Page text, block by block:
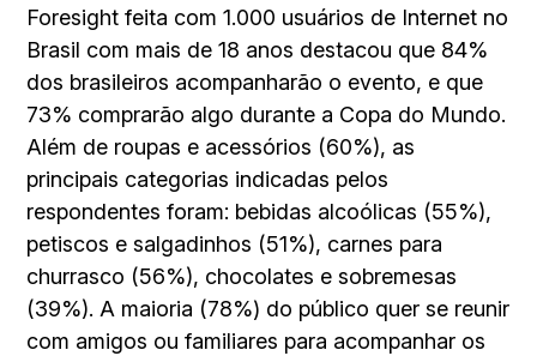
Foresight feita com 1.000 usuários de Internet no
Brasil com mais de 18 anos destacou que 84%
dos brasileiros acompanharão o evento, e que
73% comprarão algo durante a Copa do Mundo.
Além de roupas e acessórios (60%), as
principais categorias indicadas pelos
respondentes foram: bebidas alcoólicas (55%),
petiscos e salgadinhos (51%), carnes para
churrasco (56%), chocolates e sobremesas
(39%). A maioria (78%) do público quer se reunir
com amigos ou familiares para acompanhar os